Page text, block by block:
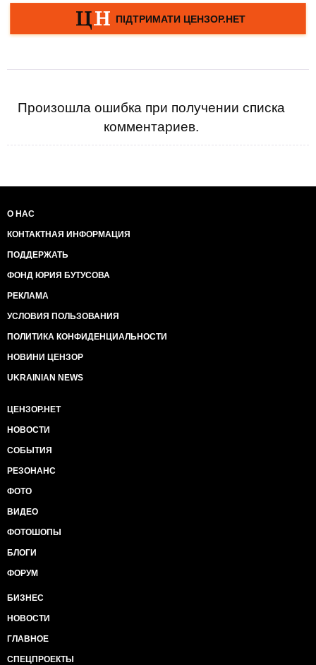
Произошла ошибка при получении списка
комментариев.
О НАС
КОНТАКТНАЯ ИНФОРМАЦИЯ
ПОДДЕРЖАТЬ
ФОНД ЮРИЯ БУТУСОВА
РЕКЛАМА
УСЛОВИЯ ПОЛЬЗОВАНИЯ
ПОЛИТИКА КОНФИДЕНЦИАЛЬНОСТИ
НОВИНИ ЦЕНЗОР
UKRAINIAN NEWS
ЦЕНЗОР.НЕТ
НОВОСТИ
СОБЫТИЯ
РЕЗОНАНС
ФОТО
ВИДЕО
ФОТОШОПЫ
БЛОГИ
ФОРУМ
БИЗНЕС
НОВОСТИ
ГЛАВНОЕ
СПЕЦПРОЕКТЫ